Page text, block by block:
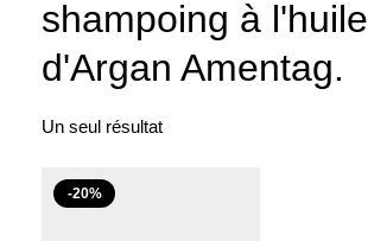
shampoing à l'huile
d'Argan Amentag.
Un seul résultat
-20%